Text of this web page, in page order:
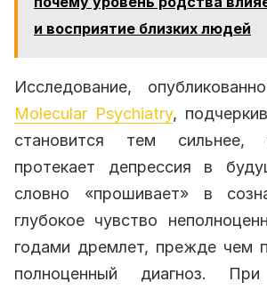
и восприятие близких людей
Исследование,
Molecular Psychiatry,
становится тем сильнее,
протекает депрессия в
словно «прошивает» в
глубокое чувство
годами дремлет, прежде чем
полноценный диагноз.